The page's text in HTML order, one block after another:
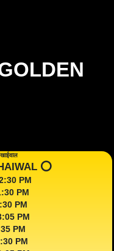
⭕️
PM
PM
PM
PM
PM
PM